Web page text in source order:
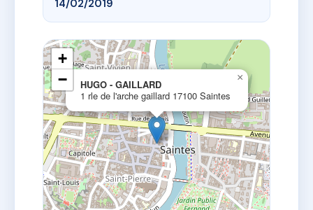
14/02/2019
HUGO - GAILLARD
1 rle de l'arche gaillard 17100 Saintes
×
+
−